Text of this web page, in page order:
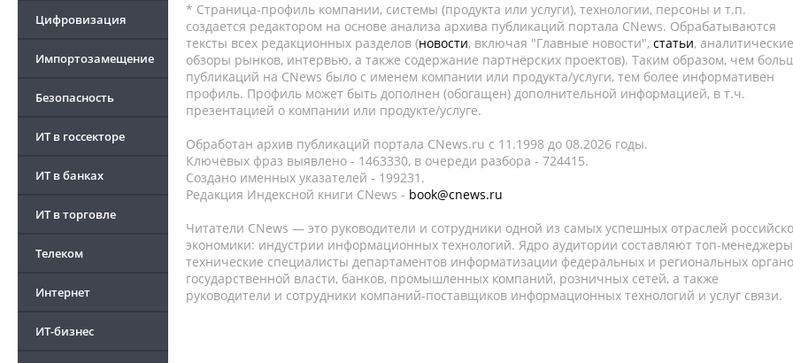
Цифровизация
Импортозамещение
Безопасность
ИТ в госсекторе
ИТ в банках
ИТ в торговле
Телеком
Интернет
ИТ-бизнес
* Страница-профиль компании, системы (продукта или услуги), технологии, персоны и т.п.
создается редактором на основе анализа архива публикаций портала CNews. Обрабатываются
тексты всех редакционных разделов (новости, включая "Главные новости", статьи, аналитические
обзоры рынков, интервью, а также содержание партнёрских проектов). Таким образом, чем
публикаций на CNews было с именем компании или продукта/услуги, тем более информативен
профиль. Профиль может быть дополнен (обогащен) дополнительной информацией, в т.ч.
презентацией о компании или продукте/услуге.
Обработан архив публикаций портала CNews.ru c 11.1998 до 08.2026 годы.
Ключевых фраз выявлено - 1463330, в очереди разбора - 724415.
Создано именных указателей - 199231.
Редакция Индексной книги CNews - book@cnews.ru
Читатели CNews — это руководители и сотрудники одной из самых успешных отраслей
экономики: индустрии информационных технологий. Ядро аудитории составляют топ-
технические специалисты департаментов информатизации федеральных и региональных
государственной власти, банков, промышленных компаний, розничных сетей, а также
руководители и сотрудники компаний-поставщиков информационных технологий и услуг связи.